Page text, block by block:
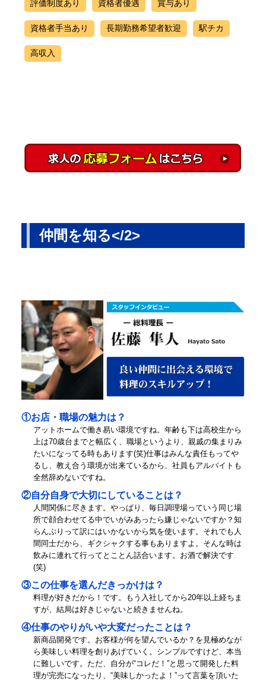
評価制度あり 資格者優遇 賞与あり
資格者手当あり 長期勤務希望者歓迎 駅チカ
高収入
仲間を知る</2>
①お店・職場の魅力は？
アットホームで働き易い環境ですね。年齢も下は高校生から
上は70歳台までと幅広く、職場というより、親戚の集まりみ
たいになってる時もあります(笑)仕事はみんな責任もってや
るし、教え合う環境が出来ているから、社員もアルバイトも
全然辞めないですね。
②自分自身で大切にしていることは？
人間関係に尽きます。やっぱり、毎日調理場っていう同じ場
所で顔合わせてる中でいがみあったら嫌じゃないですか？知
らんぷりって訳にはいかないから気を使います。それでも人
間同士だから、ギクシャクする事もありますよ。そんな時は
飲みに連れて行ってとことん話合います。お酒で解決です
(笑)
③この仕事を選んだきっかけは？
料理が好きだから！です。もう入社してから20年以上経ちま
すが、結局は好きじゃないと続きませんね。
④仕事のやりがいや大変だったことは？
新商品開発です。お客様が何を望んでいるか？を見極めなが
ら美味しい料理を創りあげていく。シンプルですけど、本当
に難しいです。ただ、自分が“コレだ！”と思って開発した料
理が完売になったり、“美味しかったよ！”って言葉を頂いた